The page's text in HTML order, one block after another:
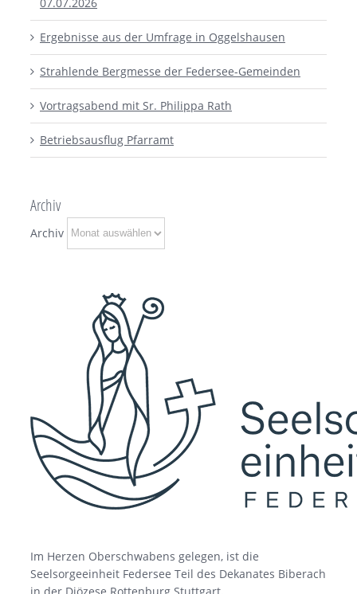
Ergebnisse aus der Umfrage in Oggelshausen
Strahlende Bergmesse der Federsee-Gemeinden
Vortragsabend mit Sr. Philippa Rath
Betriebsausflug Pfarramt
Archiv
Archiv
Im Herzen Oberschwabens gelegen, ist die
Seelsorgeeinheit Federsee Teil des Dekanates Biberach